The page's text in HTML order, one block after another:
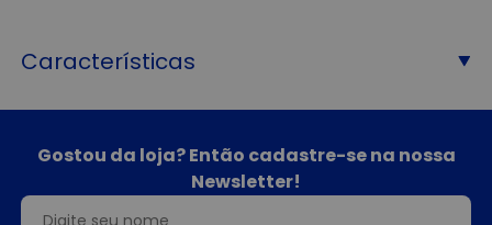
Características
Gostou da loja? Então cadastre-se na nossa
Newsletter!